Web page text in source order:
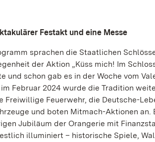
Festakt und eine Messe
sprachen die Staatlichen
der Aktion „Küss mich! Im
und schon gab es in der Woche vom
Februar 2024 wurde die Tradition
Freiwillige Feuerwehr, die Deutsche-
und boten Mitmach-Aktionen
Jubiläum der Orangerie mit
illuminiert – historische Spiele,